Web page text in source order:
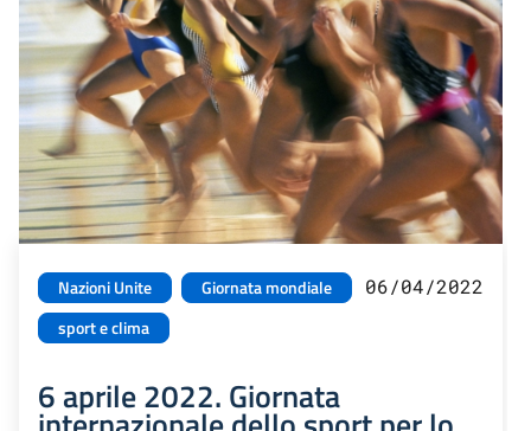
Nazioni Unite
Giornata mondiale
sport e clima
06/04/2022
6 aprile 2022. Giornata